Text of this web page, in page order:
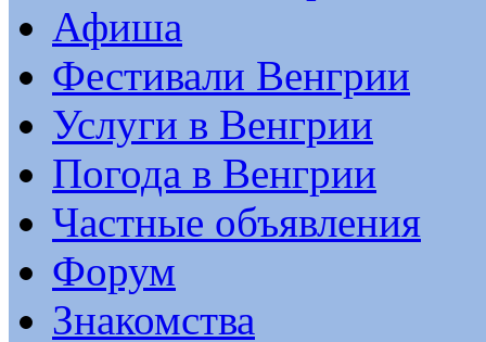
Афиша
Фестивали Венгрии
Услуги в Венгрии
Погода в Венгрии
Частные объявления
Форум
Знакомства